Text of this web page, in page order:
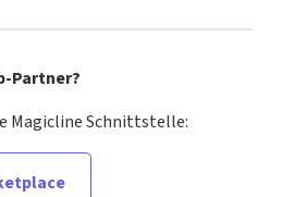
Partner?
Magicline Schnittstelle: